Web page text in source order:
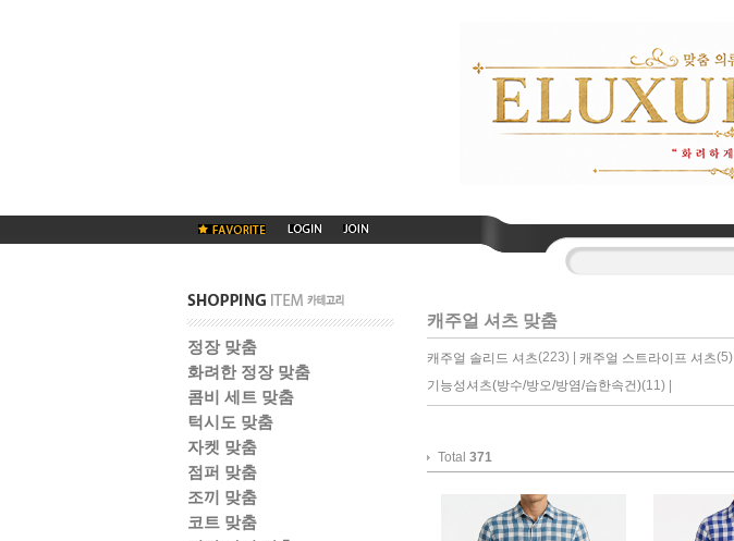
정장 맞춤
화려한 정장 맞춤
콤비 세트 맞춤
턱시도 맞춤
자켓 맞춤
점퍼 맞춤
조끼 맞춤
코트 맞춤
캐주얼 셔츠 맞춤
캐주얼 솔리드 셔츠(223) | 캐주얼 스트라이프 셔츠(5) |
기능성셔츠(방수/방오/방염/습한속건)(11) |
Total 371